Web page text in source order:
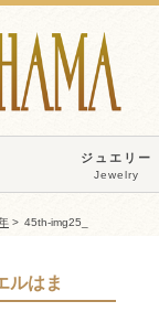
ジュエリー
Jewelry
> 45th-img25_
ルはま